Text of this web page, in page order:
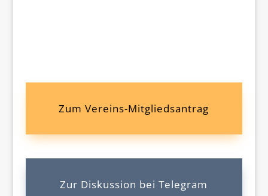
Zum Vereins-Mitgliedsantrag
Zur Diskussion bei Telegram